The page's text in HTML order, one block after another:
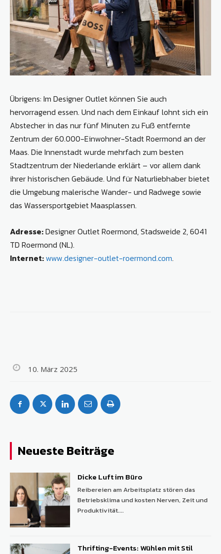
Übrigens: Im Designer Outlet können Sie auch
hervorragend essen. Und nach dem Einkauf lohnt sich ein
Abstecher in das nur fünf Minuten zu Fuß entfernte
Zentrum der 60.000-Einwohner-Stadt Roermond an der
Maas. Die Innenstadt wurde mehrfach zum besten
Stadtzentrum der Niederlande erklärt – vor allem dank
ihrer historischen Gebäude. Und für Naturliebhaber bietet
die Umgebung malerische Wander- und Radwege sowie
das Wassersportgebiet Maasplassen.
Adresse:Designer Outlet Roermond, Stadsweide 2, 6041
TD Roermond (NL).
Internet:www.designer-outlet-roermond.com.
10. März 2025
Neueste Beiträge
Dicke Luft im Büro
Reibereien am Arbeitsplatz stören das
Betriebsklima und kosten Nerven, Zeit und
Produktivität....
Thrifting-Events: Wühlen mit Stil